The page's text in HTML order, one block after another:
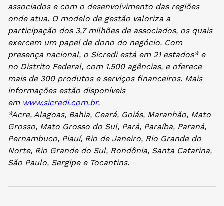
associados e com o desenvolvimento das regiões
onde atua. O modelo de gestão valoriza a
participação dos 3,7 milhões de associados, os quais
exercem um papel de dono do negócio. Com
presença nacional, o Sicredi está em 21 estados* e
no Distrito Federal, com 1.500 agências, e oferece
mais de 300 produtos e serviços financeiros. Mais
informações estão disponíveis
em www.sicredi.com.br.
*Acre, Alagoas, Bahia, Ceará, Goiás, Maranhão, Mato
Grosso, Mato Grosso do Sul, Pará, Paraíba, Paraná,
Pernambuco, Piauí, Rio de Janeiro, Rio Grande do
Norte, Rio Grande do Sul, Rondônia, Santa Catarina,
São Paulo, Sergipe e Tocantins.